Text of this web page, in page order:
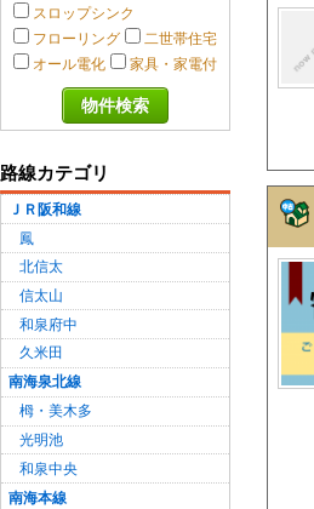
スロップシンク
フローリング
二世帯住宅
オール電化
家具・家電付
路線カテゴリ
ＪＲ阪和線
鳳
北信太
信太山
和泉府中
久米田
南海泉北線
栂・美木多
光明池
和泉中央
南海本線